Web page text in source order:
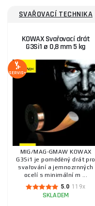
SVAŘOVACÍ TECHNIKA
KOWAX Svařovací drát
G3Si1 ø 0,8 mm 5 kg
SERVIS+
MIG/MAG-GMAW KOWAX
G3Si1 je poměděný drát pro
svařování a jemnozrnných
ocelí s minimální m ...
5.0 119x
SKLADEM